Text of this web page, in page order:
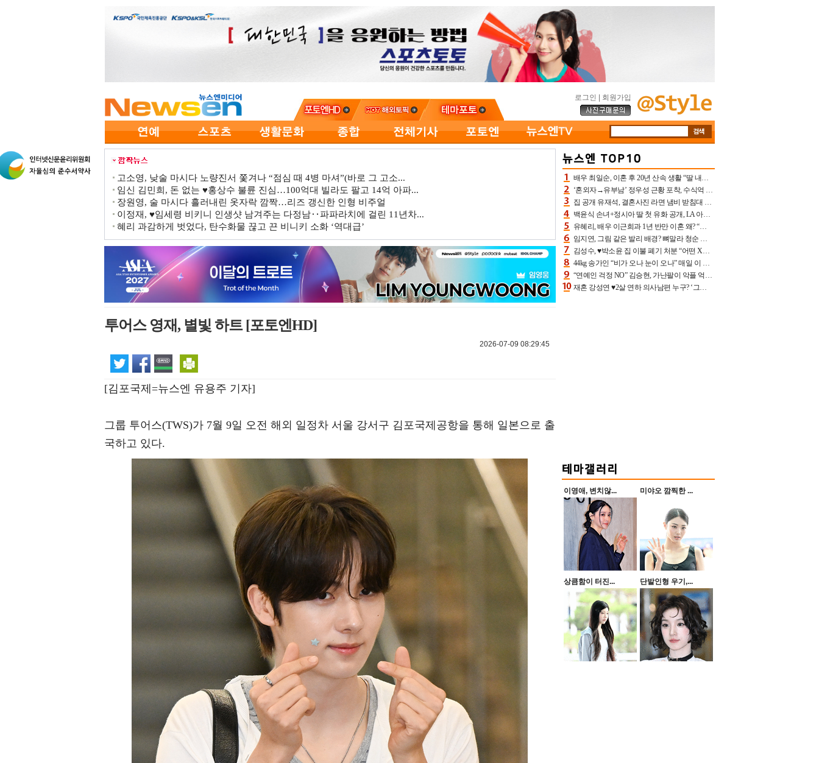
로그인 회원가입
고소영, 낮술 마시다 노량진서 쫓겨나 “점심 때 4병 마셔”(바로 그 고소...
임신 김민희, 돈 없는 ♥홍상수 불륜 진심…100억대 빌라도 팔고 14억 아파...
장원영, 술 마시다 흘러내린 옷자락 깜짝…리즈 갱신한 인형 비주얼
이정재, ♥임세령 비키니 인생샷 남겨주는 다정남‥파파라치에 걸린 11년차...
혜리 과감하게 벗었다, 탄수화물 끊고 끈 비니키 소화 ‘역대급’
투어스 영재, 별빛 하트 [포토엔HD]
2026-07-09 08:29:45
[김포국제=뉴스엔 유용주 기자]
그룹 투어스(TWS)가 7월 9일 오전 해외 일정차 서울 강서구 김포국제공항을 통해 일본으로 출
국하고 있다.
배우 최일순, 이혼 후 20년 산속 생활 “딸 내가 버렸다고 원망‥맘 아파”(특종)[어제TV]
‘혼외자→유부남’ 정우성 근황 포착, 수식억 해킹 피해 후배 만났다 “존경하는”
집 공개 유재석, 결혼사진 라면 냄비 받침대 되고 분노‥가족사진도 피해(놀뭐)[어제TV]
백윤식 손녀+정시아 딸 첫 유화 공개, LA 아트쇼→서울국제조각페스타 작가다운 수준급 실력
유혜리, 배우 이근희과 1년 반만 이혼 왜? “식칼 꽂고 의자 던져” 충격 폭로(특종)[어제TV]
임지연, 그림 같은 발리 배경? 뼈말라 청순 비키니 핏에 상대 안 되네
김성수, ♥박소윤 집 이불 폐기 처분 “어떤 X이랑 썼을지 몰라” 질투(신랑수업2)[어제TV]
44kg 송가인 “비가 오나 눈이 오나” 매일 이 운동, 허벅지 근육량 상승+체지방 감소
“연예인 걱정 NO” 김승현, 가난팔이 악플 억울할만‥아내+딸과 日 여행
재혼 강성연 ♥2살 연하 의사남편 누구? ‘그알’ 자문의에 훈남 비주얼 초엘리트 스펙 [종합]
이영애, 변치않... 미야오 깜찍한 ...
상큼함이 터진... 단발인형 우기,...